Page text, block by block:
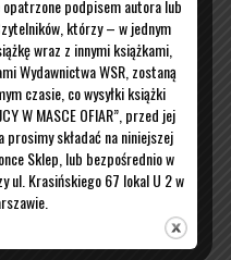
opatrzone podpisem autora lub
którzy – w jednym
wraz z innymi książkami,
Wydawnictwa WSR, zostaną
czasie, co wysyłki książki
W MASCE OFIAR”, przed jej
składać na niniejszej
Sklep, lub bezpośrednio w
ul. Krasińskiego 67 lokal U 2 w
informacji prosimy mail: